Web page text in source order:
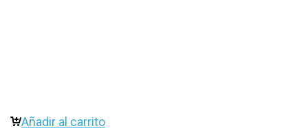
Añadir al carrito